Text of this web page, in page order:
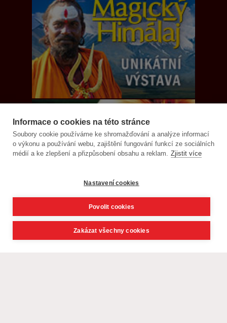
Informace o cookies na této stránce
Soubory cookie používáme ke shromažďování a analýze informací
o výkonu a používání webu, zajištění fungování funkcí ze sociálních
médií a ke zlepšení a přizpůsobení obsahu a reklam. Zjistit více
Nastavení cookies
Povolit cookies
Zakázat všechny cookies